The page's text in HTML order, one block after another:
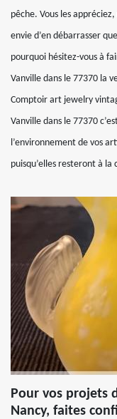
pêche. Vous les
envie d’en débarrasser
pourquoi hésitez-vous à
Vanville dans le 77370 la
Comptoir art jewelry
Vanville dans le 77370
l’environnement de vos
puisqu’elles resteront à
Pour vos projets
Nancy, faites